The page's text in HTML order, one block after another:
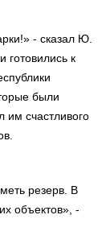
- сказал Ю.
готовились к
были
им счастливого
резерв. В
объектов», -